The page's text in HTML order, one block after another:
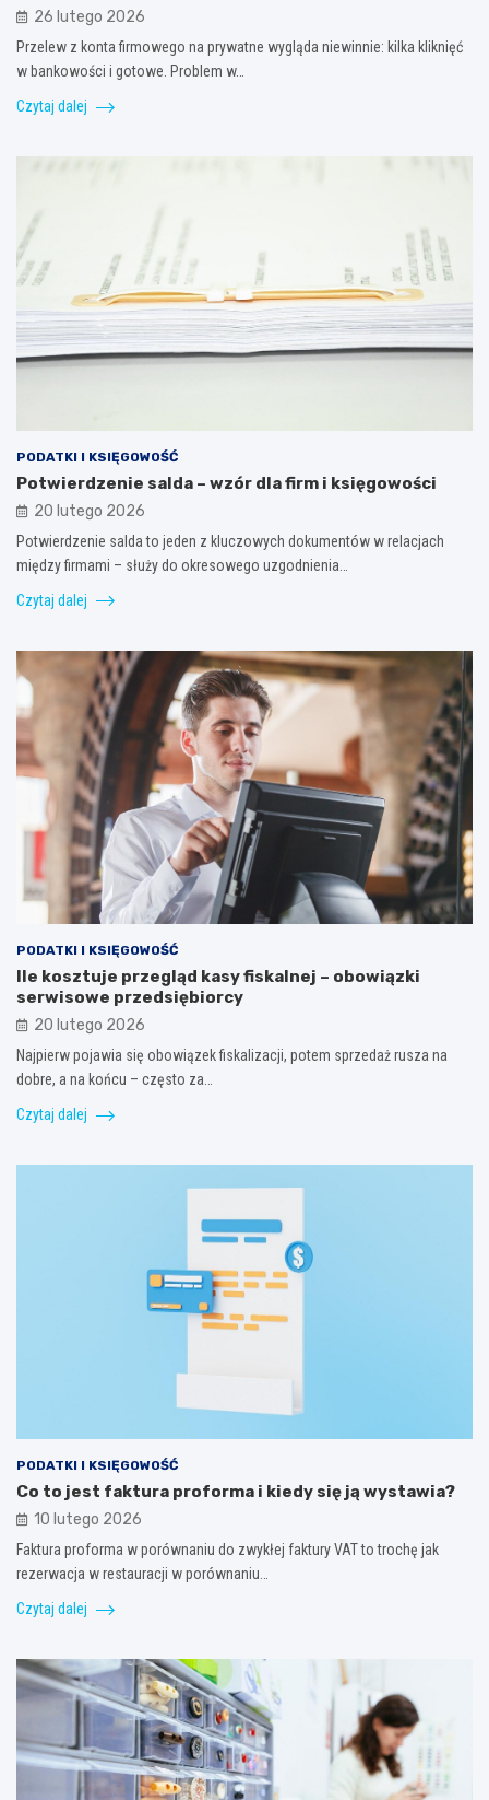
26 lutego 2026
Przelew z konta firmowego na prywatne wygląda niewinnie: kilka kliknięć
w bankowości i gotowe. Problem w…
Czytaj dalej
PODATKI I KSIĘGOWOŚĆ
Potwierdzenie salda – wzór dla firm i księgowości
20 lutego 2026
Potwierdzenie salda to jeden z kluczowych dokumentów w relacjach
między firmami – służy do okresowego uzgodnienia…
Czytaj dalej
PODATKI I KSIĘGOWOŚĆ
Ile kosztuje przegląd kasy fiskalnej – obowiązki
serwisowe przedsiębiorcy
20 lutego 2026
Najpierw pojawia się obowiązek fiskalizacji, potem sprzedaż rusza na
dobre, a na końcu – często za…
Czytaj dalej
PODATKI I KSIĘGOWOŚĆ
Co to jest faktura proforma i kiedy się ją wystawia?
10 lutego 2026
Faktura proforma w porównaniu do zwykłej faktury VAT to trochę jak
rezerwacja w restauracji w porównaniu…
Czytaj dalej